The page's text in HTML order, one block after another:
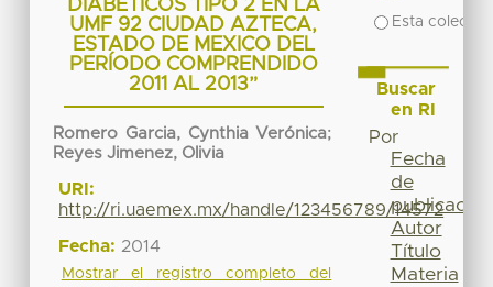
DIABETICOS TIPO 2 EN LA
UMF 92 CIUDAD AZTECA,
ESTADO DE MEXICO DEL
PERÍODO COMPRENDIDO
2011 AL 2013”
Romero Garcia, Cynthia Verónica;
Reyes Jimenez, Olivia
URI:
http://ri.uaemex.mx/handle/123456789/14572
Fecha: 2014
Mostrar el registro completo del
Esta
Buscar
en RI
Por
Fecha
de
publicación
Autor
Título
Materia